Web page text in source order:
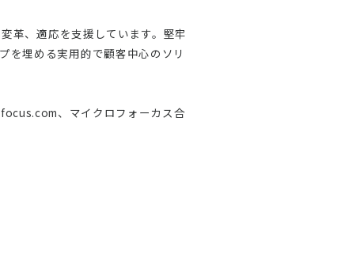
革、適応を支援しています。堅牢
を埋める実用的で顧客中心のソリ
、マイクロフォーカス合